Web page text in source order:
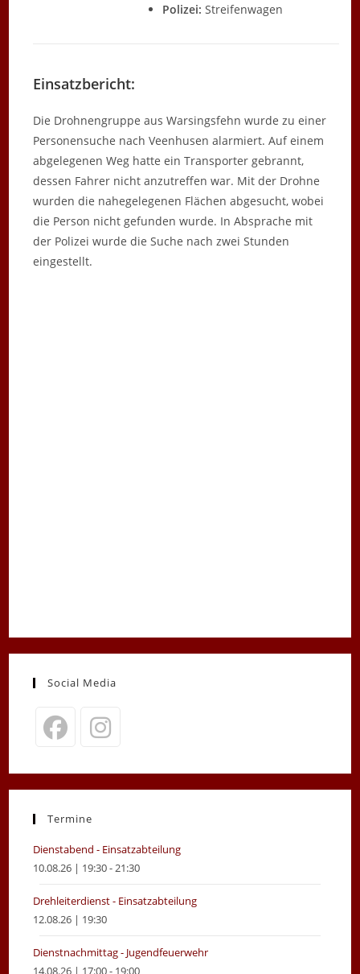
Polizei: Streifenwagen
Einsatzbericht:
Die Drohnengruppe aus Warsingsfehn wurde zu einer
Personensuche nach Veenhusen alarmiert. Auf einem
abgelegenen Weg hatte ein Transporter gebrannt,
dessen Fahrer nicht anzutreffen war. Mit der Drohne
wurden die nahegelegenen Flächen abgesucht, wobei
die Person nicht gefunden wurde. In Absprache mit
der Polizei wurde die Suche nach zwei Stunden
eingestellt.
Social Media
in
new
in
new
Termine
Dienstabend - Einsatzabteilung
10.08.26 | 19:30 - 21:30
Drehleiterdienst - Einsatzabteilung
12.08.26 | 19:30
Dienstnachmittag - Jugendfeuerwehr
14.08.26 | 17:00 - 19:00